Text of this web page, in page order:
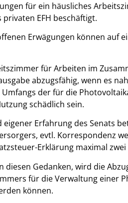
für ein häusliches
privaten EFH beschäftigt.
Erwägungen können auf
für Arbeiten im
abzugsfähig, wenn es
Umfangs der für die
schädlich sein.
eigener Erfahrung des Senats
evtl. Korrespondenz
Erklärung maximal
diesen Gedanken, wird die
für die Verwaltung einer
können.